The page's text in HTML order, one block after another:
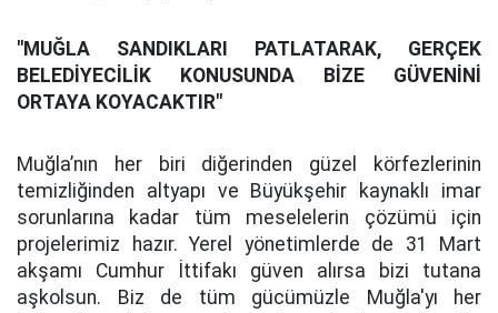
"MUĞLA SANDIKLARI PATLATARAK, GERÇEK
BELEDİYECİLİK KONUSUNDA BİZE GÜVENİNİ
ORTAYA KOYACAKTIR"
Muğla’nın her biri diğerinden güzel körfezlerinin
temizliğinden altyapı ve Büyükşehir kaynaklı imar
sorunlarına kadar tüm meselelerin çözümü için
projelerimiz hazır. Yerel yönetimlerde de 31 Mart
akşamı Cumhur İttifakı güven alırsa bizi tutana
aşkolsun. Biz de tüm gücümüzle Muğla'yı her